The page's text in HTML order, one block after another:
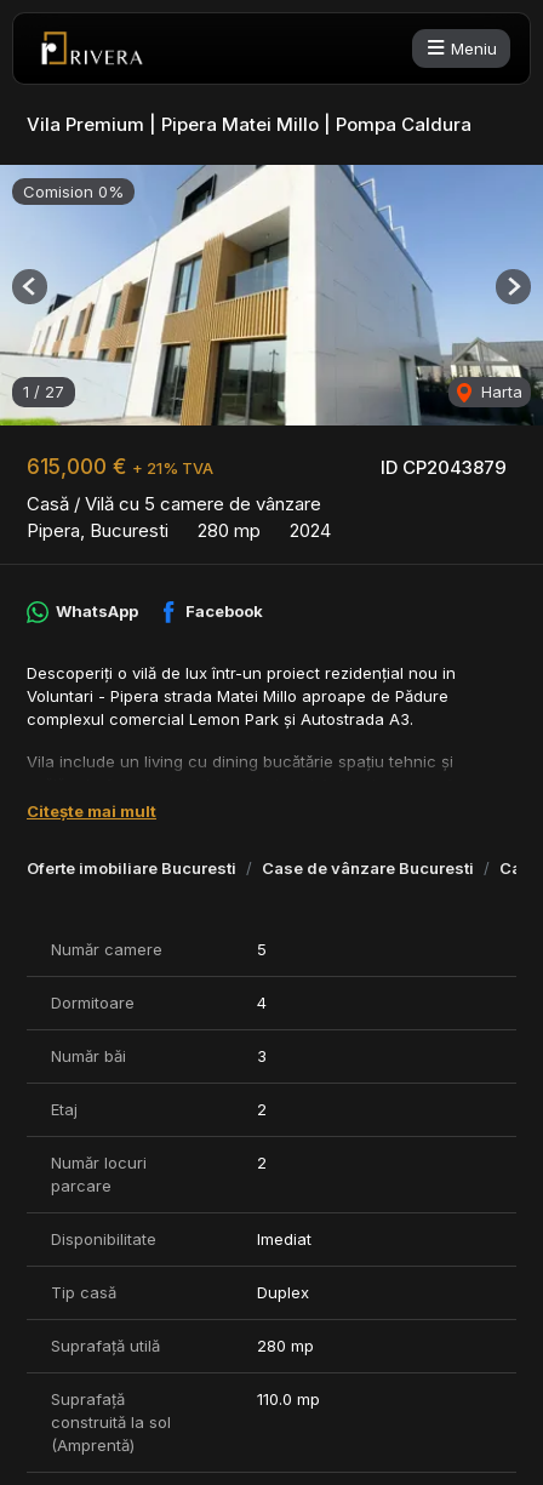
Meniu
Vila Premium | Pipera Matei Millo | Pompa Caldura
ID CP2043879
615,000 € + 21% TVA
Casă / Vilă cu 5 camere de vânzare
Pipera, Bucuresti
280 mp 2024
Comision 0%
1 / 27 Harta
Previous
Oferte imobiliare Bucuresti Case de vânzare Bucuresti
WhatsApp Facebook
Descoperiți o vilă de lux într-un proiect rezidențial nou in
Voluntari - Pipera strada Matei Millo aproape de Pădure
complexul comercial Lemon Park și Autostrada A3.
Vila include un living cu dining bucătărie spațiu tehnic și
dressing-uri.
- Amenajare spații comune
- Izolație termică de 15 cm
- Tencuieli instalații sanitare și de încălzire în pardoseală
- Ventilație centralizată cu recuperare de căldură
- Răcire cu serpentine în tavan
- Instalații electrice complete
- Pompă de căldură sol-apă
Nu sunt incluse in preț:
- Ceramică (gresie faianță)
- Obiecte sanitare
- Parchet
- Uși de interior
- Finisaj trepte
- Balustradă interioară
- Corpuri de iluminat
Citește mai mult
Număr camere 5
Dormitoare 4
Număr băi 3
Etaj 2
Număr locuri
parcare
2
Disponibilitate Imediat
Tip casă Duplex
Suprafață utilă 280 mp
Suprafață
construită la sol
(Amprentă)
110.0 mp